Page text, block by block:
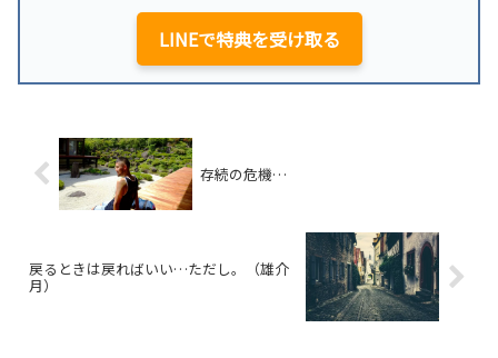
LINEで特典を受け取る
存続の危機…
戻るときは戻ればいい…ただし。（雄介
月）